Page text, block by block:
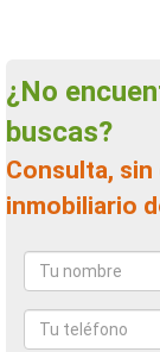
¿No encuentras el piso en venta que
buscas?
Consulta, sin compromiso, a un agente
inmobiliario